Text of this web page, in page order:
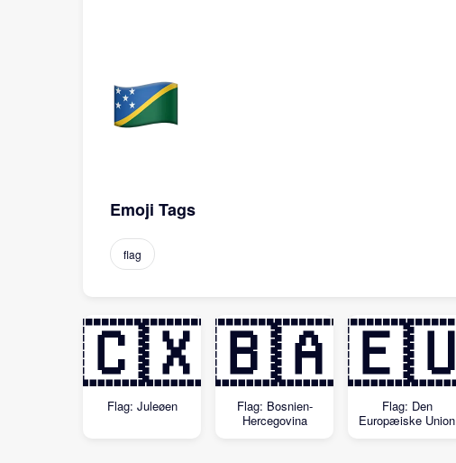
Emoji Tags
flag
🇨🇽
Flag: Juleøen
🇧🇦
Flag: Bosnien-
Hercegovina
🇪🇺
Flag: Den
Europæiske Union